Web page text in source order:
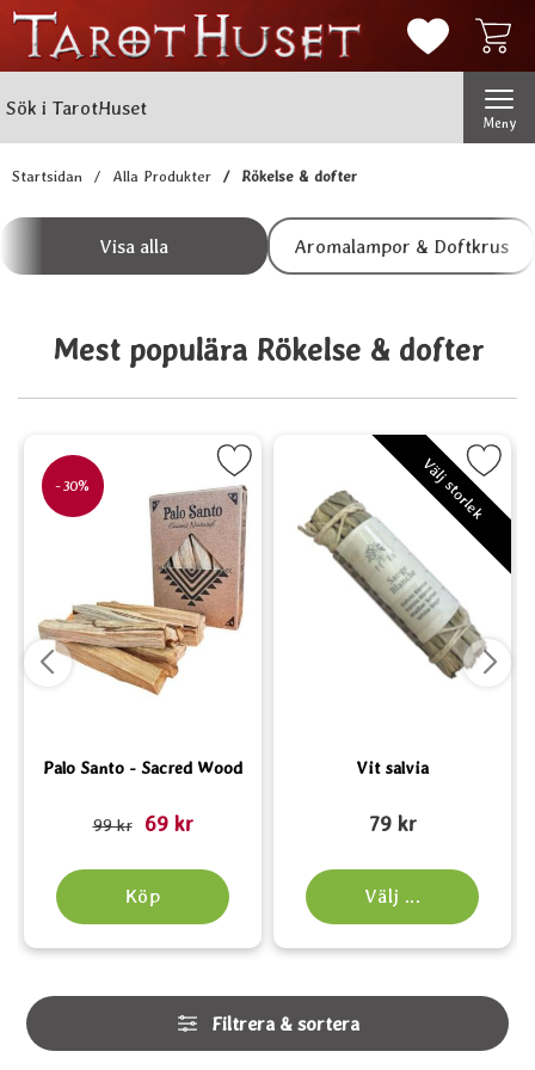
Mina
Meny
Startsidan Alla Produkter Rökelse & dofter
Hoppa
produkter
Underkategorier
Visa alla
Rökelse & dofter Aromalampor & Doftkrus
Mest populära Rökelse & dofter
Backflow som favorit
-30%
Palo Santo - Sacred Wood
Art. nr 6522tidigare pris
99 kr rea pris
69 kr
Köp
Markera Palo Santo - Sacred Wood som favoritVälj storlek
Vit salvia
Art. nr 646279 kr
Välj ...
Markera Vit salvia
Hoppa
över
filtersektionen
Filtrera & sortera